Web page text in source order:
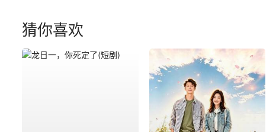
猜你喜欢